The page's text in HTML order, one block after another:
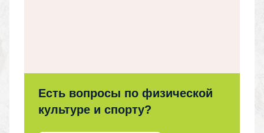
Есть вопросы по физической
культуре и спорту?